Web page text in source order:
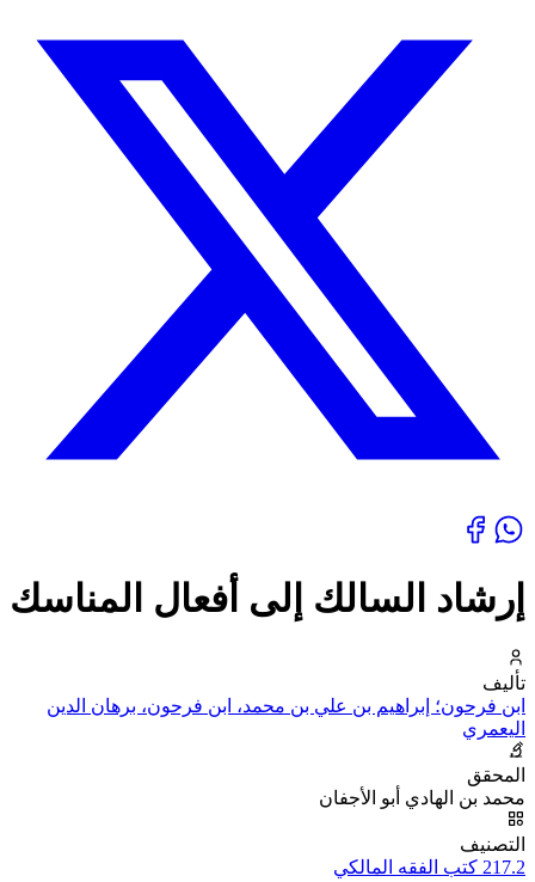
إرشاد السالك إلى أفعال المناسك
تأليف
ابن فرحون؛ إبراهيم بن علي بن محمد، ابن فرحون، برهان الدين
اليعمري
المحقق
محمد بن الهادي أبو الأجفان
التصنيف
217.2 كتب الفقه المالكي